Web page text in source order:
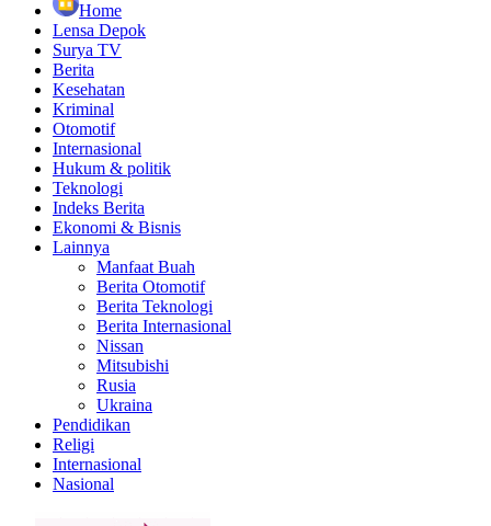
Home
Lensa Depok
Surya TV
Berita
Kesehatan
Kriminal
Otomotif
Internasional
Hukum & politik
Teknologi
Indeks Berita
Ekonomi & Bisnis
Lainnya
Manfaat Buah
Berita Otomotif
Berita Teknologi
Berita Internasional
Nissan
Mitsubishi
Rusia
Ukraina
Pendidikan
Religi
Internasional
Nasional